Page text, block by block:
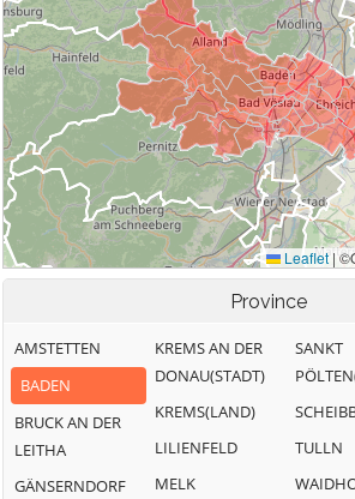
Province
AMSTETTEN
BADEN
BRUCK AN DER
LEITHA
GÄNSERNDORF
KREMS AN DER
DONAU(STADT)
KREMS(LAND)
LILIENFELD
MELK
SANKT
TULLN